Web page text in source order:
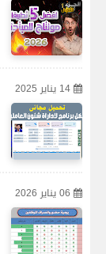
14 يناير 2025
06 يناير 2026